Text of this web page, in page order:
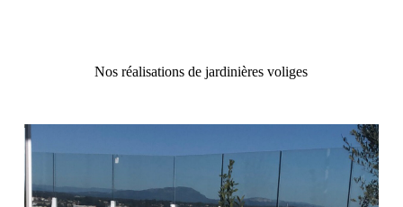
Nos réalisations de jardinières voliges